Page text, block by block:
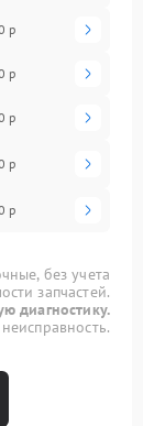
р
р
р
р
р
без учета
запчастей.
диагностику.